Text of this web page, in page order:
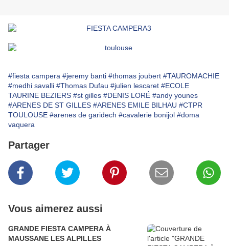
#fiesta campera #jeremy banti #thomas joubert #TAUROMACHIE
#medhi savalli #Thomas Dufau #julien lescaret #ECOLE
TAURINE BEZIERS #st gilles #DENIS LORÉ #andy younes
#ARENES DE ST GILLES #ARENES EMILE BILHAU #CTPR
TOULOUSE #arenes de garidech #cavalerie bonijol #doma
vaquera
Partager
Vous aimerez aussi
GRANDE FIESTA CAMPERA À
MAUSSANE LES ALPILLES